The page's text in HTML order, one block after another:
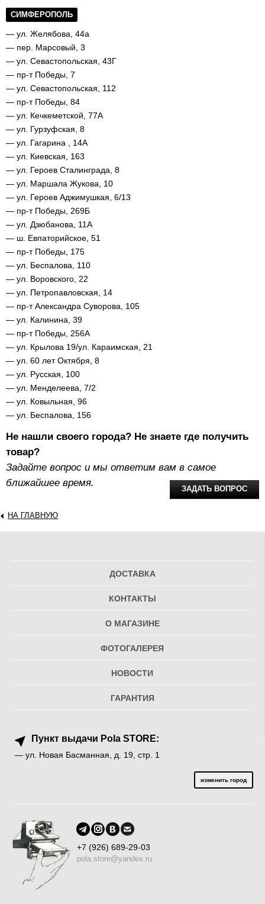
СИМФЕРОПОЛЬ
— ул. Желябова, 44а
— пер. Марсовый, 3
— ул. Севастопольская, 43Г
— пр-т Победы, 7
— ул. Севастопольская, 112
— пр-т Победы, 84
— ул. Кечкеметской, 77А
— ул. Гурзуфская, 8
— ул. Гагарина , 14А
— ул. Киевская, 163
— ул. Героев Сталинграда, 8
— ул. Маршала Жукова, 10
— ул. Героев Аджимушкая, 6/13
— пр-т Победы, 269Б
— ул. Дзюбанова, 11А
— ш. Евпаторийское, 51
— пр-т Победы, 175
— ул. Беспалова, 110
— ул. Воровского, 22
— ул. Петропавловская, 14
— пр-т Александра Суворова, 105
— ул. Калинина, 39
— пр-т Победы, 256А
— ул. Крылова 19/ул. Караимская, 21
— ул. 60 лет Октября, 8
— ул. Русская, 100
— ул. Менделеева, 7/2
— ул. Ковыльная, 96
— ул. Беспалова, 156
Не нашли своего города? Не знаете где получить
товар?
Задайте вопрос и мы ответим вам в самое
ближайшее время.
ЗАДАТЬ ВОПРОС
НА ГЛАВНУЮ
ДОСТАВКА
КОНТАКТЫ
О МАГАЗИНЕ
ФОТОГАЛЕРЕЯ
НОВОСТИ
ГАРАНТИЯ
Пункт выдачи Pola STORE:
— ул. Новая Басманная, д. 19, стр. 1
изменить город
+7 (926) 689-29-03
pola.store@yandex.ru